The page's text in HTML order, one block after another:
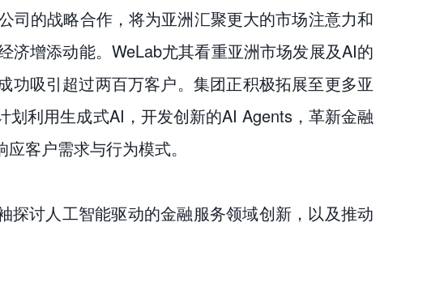
司的战略合作，将为亚洲汇聚更大的市场注意力和
增添动能。WeLab尤其看重亚洲市场发展及AI的
功吸引超过两百万客户。集团正积极拓展至更多亚
利用生成式AI，开发创新的AI Agents，革新金融
客户需求与行为模式。
探讨人工智能驱动的金融服务领域创新，以及推动